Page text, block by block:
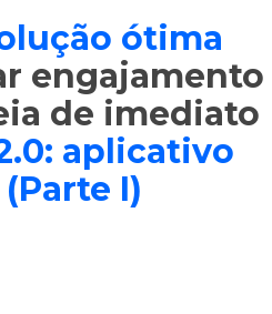
ótima
engajamento
de imediato
aplicativo
I)